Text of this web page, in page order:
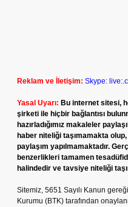
Reklam ve İletişim: Skype:
Yasal Uyarı: Bu internet sitesi,
şirketi ile hiçbir bağlantısı
hazırladığımız makaleler
haber niteliği taşımamakta
paylaşım yapılmamaktadır.
benzerlikleri tamamen
halindedir ve tavsiye niteliği
Sitemiz, 5651 Sayılı Kanun
Kurumu (BTK) tarafından